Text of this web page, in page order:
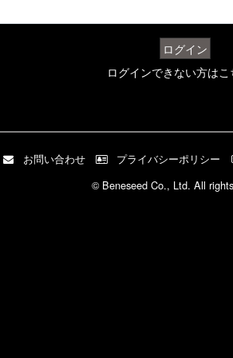
ログイン
ログインできない方はこ
お問い合わせ プライバシーポリシー
© Beneseed Co., Ltd. All